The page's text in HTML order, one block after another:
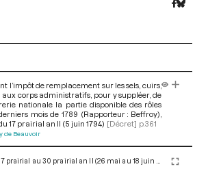
l’impôt de remplacement sur les sels, cuirs,
aux corps administratifs, pour y suppléer, de
nationale la partie disponible des rôles
mois de 1789 (Rapporteur : Beffroy),
17 prairial an II (5 juin 1794) [Décret] p.361
de Beauvoir